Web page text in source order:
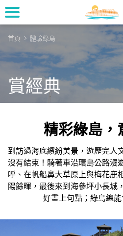
首頁 體驗綠島
賞經典
精彩綠島，
到訪過海底繽紛美景，遊歷完人
沒有結束！騎著車沿環島公路漫
呼、在帆船鼻大草原上與梅花鹿
陽餘暉，最後來到海參坪小長城
好畫上句點；綠島總能